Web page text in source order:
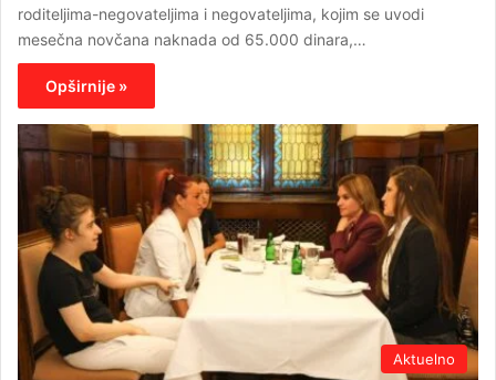
roditeljima-negovateljima i negovateljima, kojim se uvodi
mesečna novčana naknada od 65.000 dinara,…
Opširnije »
Aktuelno